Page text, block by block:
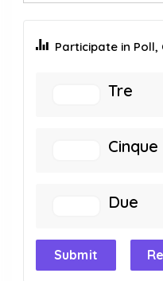
Participate in Poll,
Tre
Cinque
Due
Submit